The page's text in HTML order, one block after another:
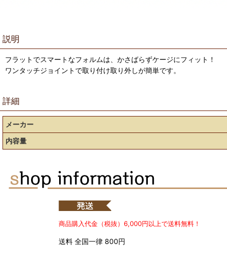
説明
フラットでスマートなフォルムは、かさばらずケージにフィット！
ワンタッチジョイントで取り付け取り外しが簡単です。
詳細
メーカー
内容量
商品購入代金（税抜）6,000円以上で送料無料！
送料 全国一律 800円